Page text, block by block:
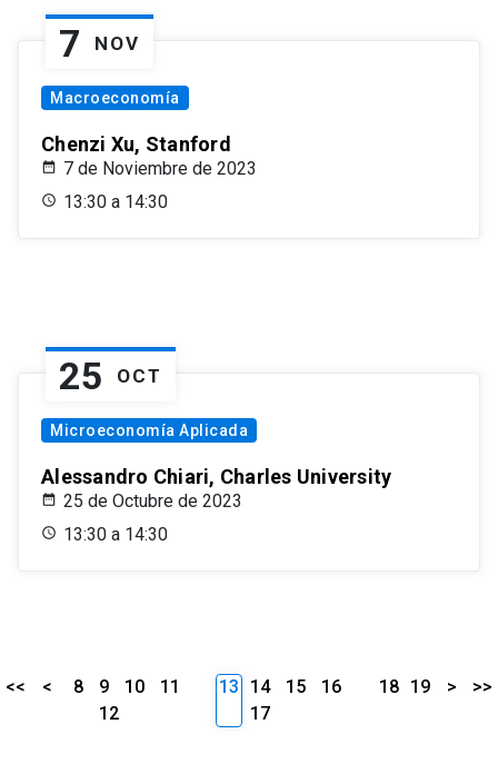
7 NOV
Macroeconomía
Chenzi Xu, Stanford
7 de Noviembre de 2023
13:30 a 14:30
25 OCT
Microeconomía Aplicada
Alessandro Chiari, Charles University
25 de Octubre de 2023
13:30 a 14:30
<< < 8 9 10
11
12
13 14 15
16
17
18 19 > >>